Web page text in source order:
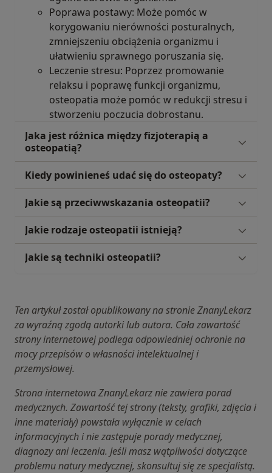
Poprawa postawy: Może pomóc w
korygowaniu nierówności posturalnych,
zmniejszeniu obciążenia organizmu i
ułatwieniu sprawnego poruszania się.
Leczenie stresu: Poprzez promowanie
relaksu i poprawę funkcji organizmu,
osteopatia może pomóc w redukcji stresu i
stworzeniu poczucia dobrostanu.
Jaka jest różnica między fizjoterapią a
osteopatią?
Kiedy powinieneś udać się do osteopaty?
Jakie są przeciwwskazania osteopatii?
Jakie rodzaje osteopatii istnieją?
Jakie są techniki osteopatii?
Ten artykuł został opublikowany na stronie ZnanyLekarz
za wyraźną zgodą autorki lub autora. Cała zawartość
strony internetowej podlega odpowiedniej ochronie na
mocy przepisów o własności intelektualnej i
przemysłowej.
Strona internetowa ZnanyLekarz nie zawiera porad
medycznych. Zawartość tej strony (teksty, grafiki, zdjęcia i
inne materiały) powstała wyłącznie w celach
informacyjnych i nie zastępuje porady medycznej,
diagnozy ani leczenia. Jeśli masz wątpliwości dotyczące
problemu natury medycznej, skonsultuj się ze specjalistą.